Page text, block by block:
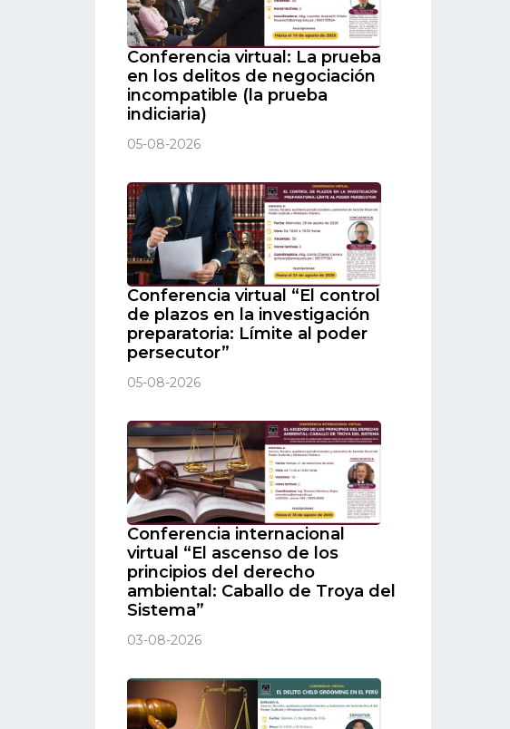
Conferencia virtual: La prueba
en los delitos de negociación
incompatible (la prueba
indiciaria)
05-08-2026
Conferencia virtual “El control
de plazos en la investigación
preparatoria: Límite al poder
persecutor”
05-08-2026
Conferencia internacional
virtual “El ascenso de los
principios del derecho
ambiental: Caballo de Troya del
Sistema”
03-08-2026